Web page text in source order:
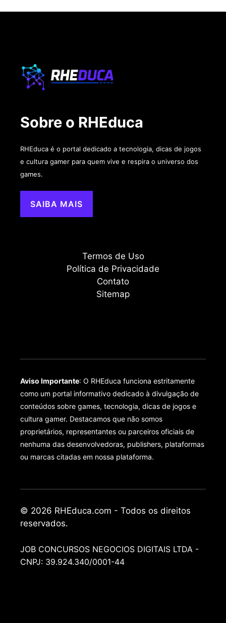
Sobre o RHEduca
RHEduca é o portal dedicado a tecnologia, dicas de jogos
e cultura gamer para quem vive e respira o universo dos
games.
SAIBA MAIS
Termos de Uso
Política de Privacidade
Contato
Sitemap
Aviso Importante: O RHEduca funciona estritamente
como um portal informativo dedicado à divulgação de
conteúdos sobre games, tecnologia, dicas de jogos e
cultura gamer. Destacamos que não somos
proprietários, representantes ou parceiros oficiais de
nenhuma das desenvolvedoras, publishers, plataformas
ou marcas citadas em nossa plataforma.
© 2026 RHEduca.com - Todos os direitos
reservados.
JOB CONCURSOS NEGOCIOS DIGITAIS LTDA -
CNPJ: 39.924.340/0001-44